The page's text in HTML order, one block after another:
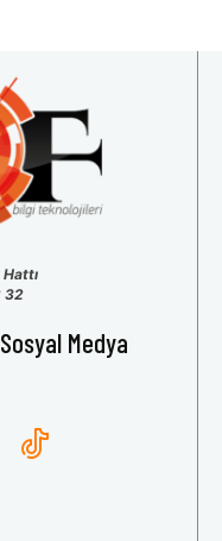
32
Medya